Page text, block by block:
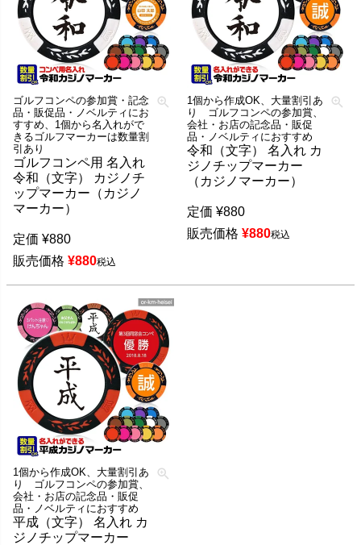
ゴルフコンペの参加賞・記念
品・販促品・ノベルティにお
すすめ、1個から名入れがで
きるゴルフマーカーは数量割
引あり
ゴルフコンペ用 名入れ
令和（文字） カジノチ
ップマーカー（カジノ
マーカー）
定価 ¥880
販売価格 ¥880税込
1個から作成OK、大量割引あ
り ゴルフコンペの参加賞、
会社・お店の記念品・販促
品・ノベルティにおすすめ
令和（文字） 名入れ カ
ジノチップマーカー
（カジノマーカー）
定価 ¥880
販売価格 ¥880税込
1個から作成OK、大量割引あ
り ゴルフコンペの参加賞、
会社・お店の記念品・販促
品・ノベルティにおすすめ
平成（文字） 名入れ カ
ジノチップマーカー